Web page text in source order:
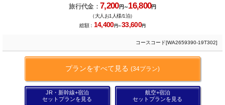
旅行代金： 7,200円～16,800円
（大人お1人様/1泊）
総額： 14,400円～33,600円
コースコード[WA2659390-19T302]
プランをすべて見る (34プラン)
JR・新幹線+宿泊
セットプランを見る
航空+宿泊
セットプランを見る